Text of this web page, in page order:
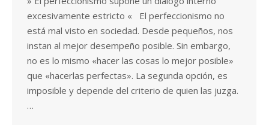
excesivamente estricto « El perfeccionismo no
está mal visto en sociedad. Desde pequeños, nos
instan al mejor desempeño posible. Sin embargo,
no es lo mismo «hacer las cosas lo mejor posible»
que «hacerlas perfectas». La segunda opción, es
imposible y depende del criterio de quien las juzga.
…